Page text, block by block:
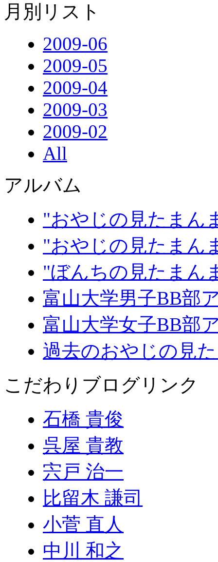
月別リスト
2009-06
2009-05
2009-04
2009-03
2009-02
All
アルバム
"おやじの見たまん
"おやじの見たまん
"ぼんちの見たまん
富山大学男子BB部
富山大学女子BB部
過去のおやじの見
こだわりブログリンク
石橋 貴俊
呉屋 貴教
宍戸 治一
比留木 謙司
小菅 直人
中川 和之